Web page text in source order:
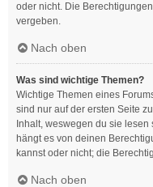
oder nicht. Die
vergeben.
Nach oben
Was sind wichtige Themen?
Wichtige Themen eines
sind nur auf der ersten Seite
Inhalt, weswegen du sie
hängt es von deinen
kannst oder nicht; die
Nach oben